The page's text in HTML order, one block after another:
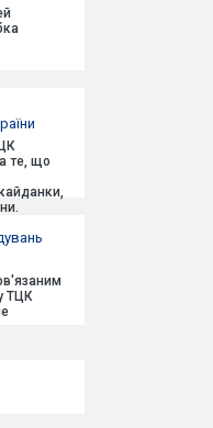
те, що
ТЦК